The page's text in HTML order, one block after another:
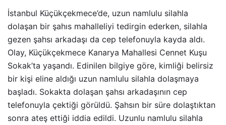
İstanbul Küçükçekmece’de, uzun namlulu silahla
dolaşan bir şahıs mahalleliyi tedirgin ederken, silahla
gezen şahsı arkadaşı da cep telefonuyla kayda aldı.
Olay, Küçükçekmece Kanarya Mahallesi Cennet Kuşu
Sokak’ta yaşandı. Edinilen bilgiye göre, kimliği belirsiz
bir kişi eline aldığı uzun namlulu silahla dolaşmaya
başladı. Sokakta dolaşan şahsı arkadaşının cep
telefonuyla çektiği görüldü. Şahsın bir süre dolaştıktan
sonra ateş ettiği iddia edildi. Uzunlu namlulu silahla